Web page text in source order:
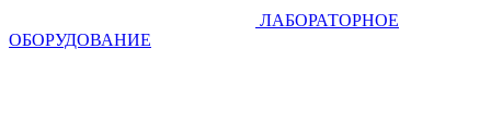
ЛАБОРАТОРНОЕ
ОБОРУДОВАНИЕ